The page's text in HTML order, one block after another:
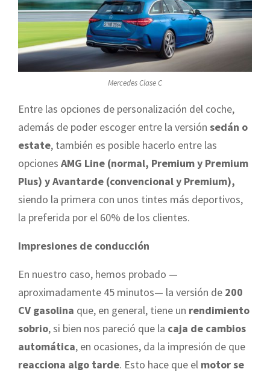
Mercedes Clase C
Entre las opciones de personalización del coche,
además de poder escoger entre la versión sedán o
estate, también es posible hacerlo entre las
opciones AMG Line (normal, Premium y Premium
Plus) y Avantarde (convencional y Premium),
siendo la primera con unos tintes más deportivos,
la preferida por el 60% de los clientes.
Impresiones de conducción
En nuestro caso, hemos probado —
aproximadamente 45 minutos— la versión de 200
CV gasolina que, en general, tiene un rendimiento
sobrio, si bien nos pareció que la caja de cambios
automática, en ocasiones, da la impresión de que
reacciona algo tarde. Esto hace que el motor se